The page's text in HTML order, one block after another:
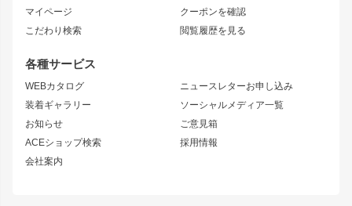
マイページ
こだわり検索
クーポンを確認
閲覧履歴を見る
各種サービス
WEBカタログ
装着ギャラリー
お知らせ
ACEショップ検索
会社案内
ニュースレターお申し込み
ソーシャルメディア一覧
ご意見箱
採用情報
ニッサン
S15 シルビア
S14 シルビア 後期
S13 シルビア
180SX
シルエイティ
ワンビア
ローレル
セフィーロ
キャラバン
スズキ
リアウイング
ジムニーパーツ
ホイール
MUD-S7
MUD-SR7
まつど家 鉄漢